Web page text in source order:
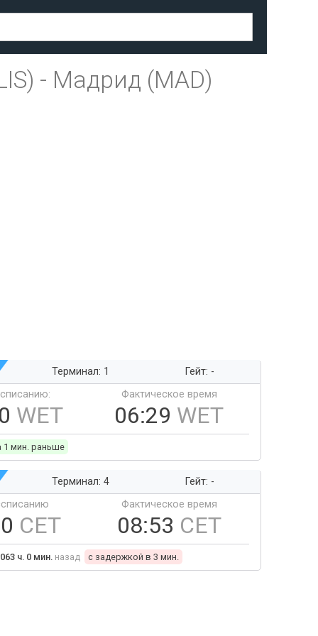
- Мадрид (MAD)
Терминал: 1
Гейт: -
WET
Фактическое время
06:29 WET
1 мин. раньше
Терминал: 4
Гейт: -
CET
Фактическое время
08:53 CET
ч. 0 мин. назад c задержкой в 3 мин.